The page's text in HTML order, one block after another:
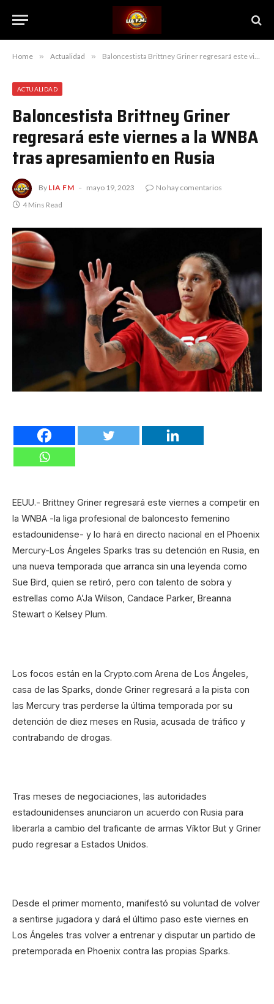
Home » Actualidad » Baloncestista Brittney Griner regresará este viernes a la WNBA tras apresamiento en Rusia
ACTUALIDAD
Baloncestista Brittney Griner
regresará este viernes a la WNBA
tras apresamiento en Rusia
By LIA FM mayo 19, 2023
No hay comentarios
4 Mins Read
EEUU.- Brittney Griner regresará este viernes a competir en
la WNBA -la liga profesional de baloncesto femenino
estadounidense- y lo hará en directo nacional en el Phoenix
Mercury-Los Ángeles Sparks tras su detención en Rusia, en
una nueva temporada que arranca sin una leyenda como
Sue Bird, quien se retiró, pero con talento de sobra y
estrellas como A’Ja Wilson, Candace Parker, Breanna
Stewart o Kelsey Plum.
Los focos están en la Crypto.com Arena de Los Ángeles,
casa de las Sparks, donde Griner regresará a la pista con
las Mercury tras perderse la última temporada por su
detención de diez meses en Rusia, acusada de tráfico y
contrabando de drogas.
Tras meses de negociaciones, las autoridades
estadounidenses anunciaron un acuerdo con Rusia para
liberarla a cambio del traficante de armas Víktor But y Griner
pudo regresar a Estados Unidos.
Desde el primer momento, manifestó su voluntad de volver
a sentirse jugadora y dará el último paso este viernes en
Los Ángeles tras volver a entrenar y disputar un partido de
pretemporada en Phoenix contra las propias Sparks.